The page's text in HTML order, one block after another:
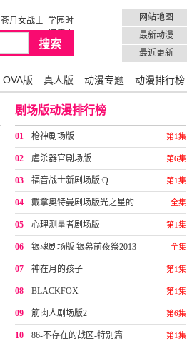
苍月女战士 学园时
网站地图
最新动漫
最近更新
OVA版 真人版 动漫专题 动漫排行榜
剧场版动漫排行榜
01 枪神剧场版 第1集
02 虐杀器官剧场版 第6集
03 福音战士新剧场版:Q 第1集
04 戴拿奥特曼剧场版光之星的
战士们
全集
05 心理测量者剧场版 第1集
06 银魂剧场版 银幕前夜祭2013 全集
07 神在月的孩子 第1集
08 BLACKFOX 第1集
09 筋肉人剧场版2 第6集
10 86-不存在的战区-特别篇 第1集